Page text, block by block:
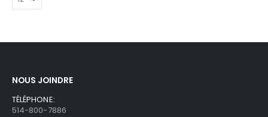
NOUS JOINDRE
TÉLÉPHONE:
514-800-7886